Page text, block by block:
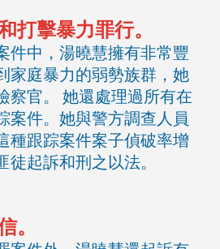
打擊暴力罪行。
件中，湯曉慧擁有非常豐
家庭暴力的弱勢族群，她
察官。 她還處理過所有在
案件。她與警方調查人員
種跟踪案件案子偵破率增
起訴和刑之以法。
。